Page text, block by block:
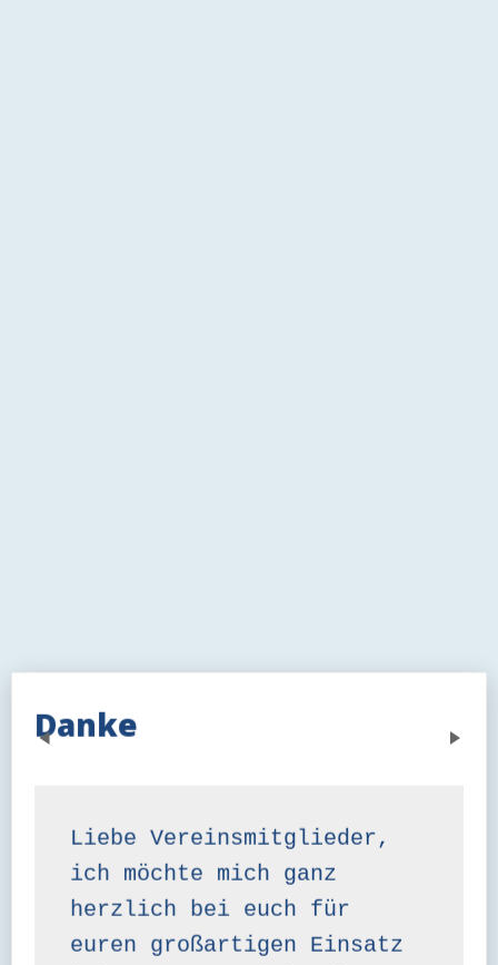
Danke
Liebe Vereinsmitglieder,
ich möchte mich ganz
herzlich bei euch für
euren großartigen Einsatz
Previous